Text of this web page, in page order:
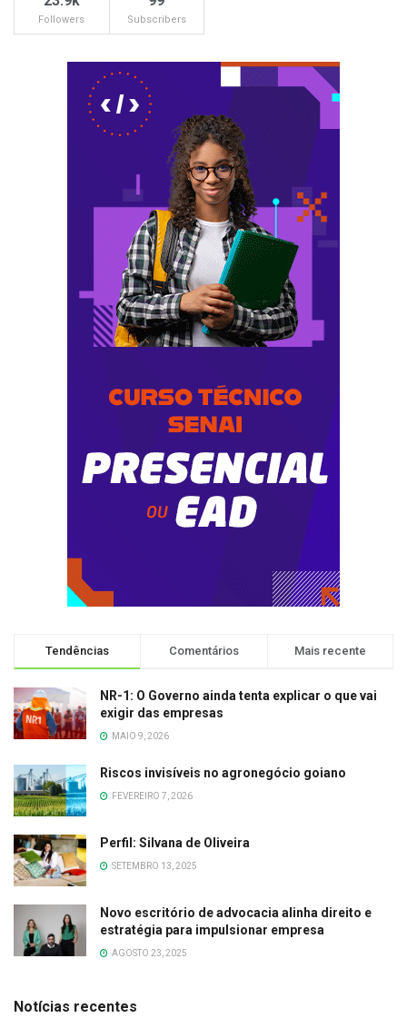
Followers Subscribers
Tendências Comentários Mais recente
NR-1: O Governo ainda tenta explicar o que vai
exigir das empresas
MAIO 9, 2026
Riscos invisíveis no agronegócio goiano
FEVEREIRO 7, 2026
Perfil: Silvana de Oliveira
SETEMBRO 13, 2025
Novo escritório de advocacia alinha direito e
estratégia para impulsionar empresa
AGOSTO 23, 2025
Notícias recentes